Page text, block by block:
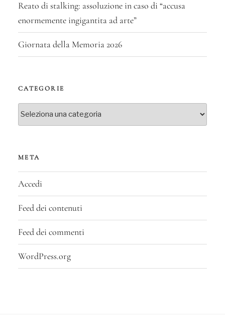
Reato di stalking: assoluzione in caso di “accusa
enormemente ingigantita ad arte”
Giornata della Memoria 2026
CATEGORIE
Categorie
META
Accedi
Feed dei contenuti
Feed dei commenti
WordPress.org